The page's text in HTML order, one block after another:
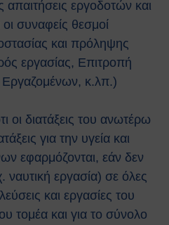
Πυροπροστασία
Χημικές Ουσίες
για Επισκέπτες
Safety and Security Information
for Visitors
Συνεργάτη
Μαθήματα καρδιοαναπνευστικής
αναζωογόνησης (ΚΑΡΠΑ) και
κοιλιακής ώθησης (λαβή
Χάιμλιχ)
απαιτήσεις εργοδοτών και
συναφείς θεσμοί
και πρόληψης
εργασίας, Επιτροπή
Εργαζομένων, κ.λπ.)
οι διατάξεις του ανωτέρω
για την υγεία και
εφαρμόζονται, εάν δεν
ναυτική εργασία) σε όλες
και εργασίες του
τομέα και για το σύνολο